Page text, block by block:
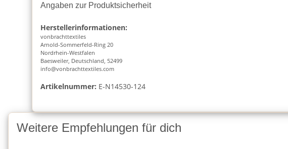
Angaben zur Produktsicherheit
Herstellerinformationen:
vonbrachttextiles
Arnold-Sommerfeld-Ring 20
Nordrhein-Westfalen
Baesweiler, Deutschland, 52499
info@vonbrachttextiles.com
Artikelnummer: E-N14530-124
Weitere Empfehlungen für dich